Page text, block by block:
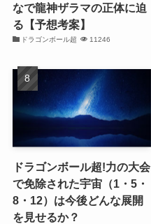
なで龍神ザラマの正体に迫
る【予想考案】
ドラゴンボール超 11246
ドラゴンボール超!力の大会
で免除された宇宙（1・5・
8・12）は今後どんな展開
を見せるか？